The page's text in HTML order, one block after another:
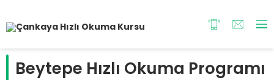
Beytepe Hızlı Okuma Programı